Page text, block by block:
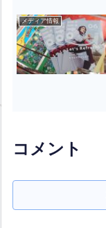
メディア情報
コメント